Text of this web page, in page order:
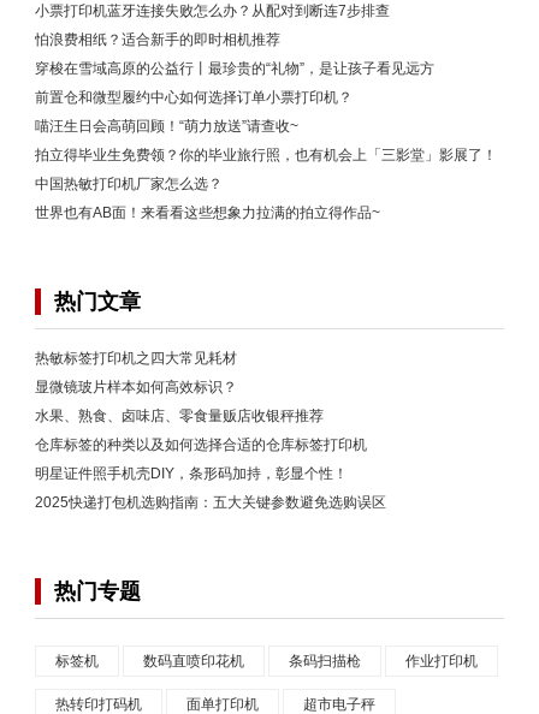
小票打印机蓝牙连接失败怎么办？从配对到断连7步排查
怕浪费相纸？适合新手的即时相机推荐
穿梭在雪域高原的公益行丨最珍贵的“礼物”，是让孩子看见远方
前置仓和微型履约中心如何选择订单小票打印机？
喵汪生日会高萌回顾！“萌力放送”请查收~
拍立得毕业生免费领？你的毕业旅行照，也有机会上「三影堂」影展了！
中国热敏打印机厂家怎么选？
世界也有AB面！来看看这些想象力拉满的拍立得作品~
热门文章
热敏标签打印机之四大常见耗材
显微镜玻片样本如何高效标识？
水果、熟食、卤味店、零食量贩店收银秤推荐
仓库标签的种类以及如何选择合适的仓库标签打印机
明星证件照手机壳DIY，条形码加持，彰显个性！
2025快递打包机选购指南：五大关键参数避免选购误区
热门专题
标签机 数码直喷印花机 条码扫描枪 作业打印机
热转印打码机 面单打印机 超市电子秤